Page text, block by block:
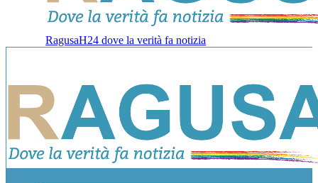
RagusaH24 dove la verità fa notizia